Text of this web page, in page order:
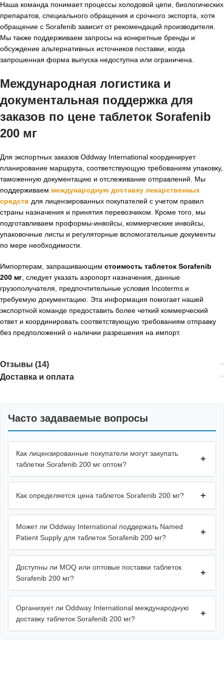
Наша команда понимает процессы холодовой цепи, биологических
препаратов, специального обращения и срочного экспорта, хотя
обращение с Sorafenib зависит от рекомендаций производителя.
Мы также поддерживаем запросы на конкретные бренды и
обсуждение альтернативных источников поставки, когда
запрошенная форма выпуска недоступна или ограничена.
Международная логистика и
документальная поддержка для
заказов по цене таблеток Sorafenib
200 мг
Для экспортных заказов Oddway International координирует
планирование маршрута, соответствующую требованиям упаковку,
таможенную документацию и отслеживание отправлений. Мы
поддерживаем международную доставку лекарственных
средств для лицензированных покупателей с учетом правил
страны назначения и принятия перевозчиком. Кроме того, мы
подготавливаем проформы-инвойсы, коммерческие инвойсы,
упаковочные листы и регуляторные вспомогательные документы
по мере необходимости.
Импортерам, запрашивающим стоимость таблеток Sorafenib
200 мг , следует указать аэропорт назначения, данные
грузополучателя, предпочтительные условия Incoterms и
требуемую документацию. Эта информация помогает нашей
экспортной команде предоставить более четкий коммерческий
ответ и координировать соответствующую требованиям отправку
без предположений о наличии разрешения на импорт.
Отзывы (14)
Доставка и оплата
Часто задаваемые вопросы
Как лицензированные покупатели могут закупать
таблетки Sorafenib 200 мг оптом?
+
Как определяется цена таблеток Sorafenib 200 мг? +
Может ли Oddway International поддержать Named
Patient Supply для таблеток Sorafenib 200 мг?
+
Доступны ли MOQ или оптовые поставки таблеток
Sorafenib 200 мг?
+
Организует ли Oddway International международную
доставку таблеток Sorafenib 200 мг?
+